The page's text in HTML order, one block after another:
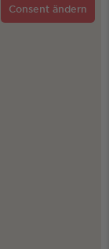
Consent ändern